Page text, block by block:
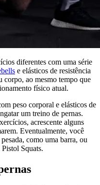
diferentes com uma série
e elásticos de resistência
corpo, ao mesmo tempo que
físico atual.
peso corporal e elásticos de
um treino de pernas.
acrescente alguns
Eventualmente, você
como uma barra, ou
Squats.